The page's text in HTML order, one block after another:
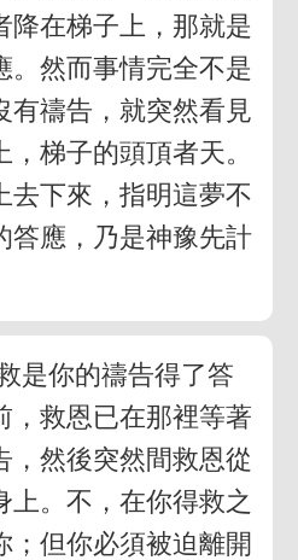
降在梯子上，那就是
。然而事情完全不是
有禱告，就突然看見
梯子的頭頂者天。
去下來，指明這夢不
答應，乃是神豫先計
是你的禱告得了答
，救恩已在那裡等著
，然後突然間救恩從
上。不，在你得救之
；但你必須被迫離開